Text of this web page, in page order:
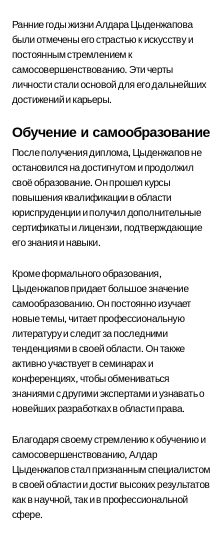
Ранние годы жизни Алдара Цыденжапова
были отмечены его страстью к искусству и
постоянным стремлением к
самосовершенствованию. Эти черты
личности стали основой для его дальнейших
достижений и карьеры.
Обучение и самообразование
После получения диплома, Цыденжапов не
остановился на достигнутом и продолжил
своё образование. Он прошел курсы
повышения квалификации в области
юриспруденции и получил дополнительные
сертификаты и лицензии, подтверждающие
его знания и навыки.
Кроме формального образования,
Цыденжапов придает большое значение
самообразованию. Он постоянно изучает
новые темы, читает профессиональную
литературу и следит за последними
тенденциями в своей области. Он также
активно участвует в семинарах и
конференциях, чтобы обмениваться
знаниями с другими экспертами и узнавать о
новейших разработках в области права.
Благодаря своему стремлению к обучению и
самосовершенствованию, Алдар
Цыденжапов стал признанным специалистом
в своей области и достиг высоких результатов
как в научной, так и в профессиональной
сфере.